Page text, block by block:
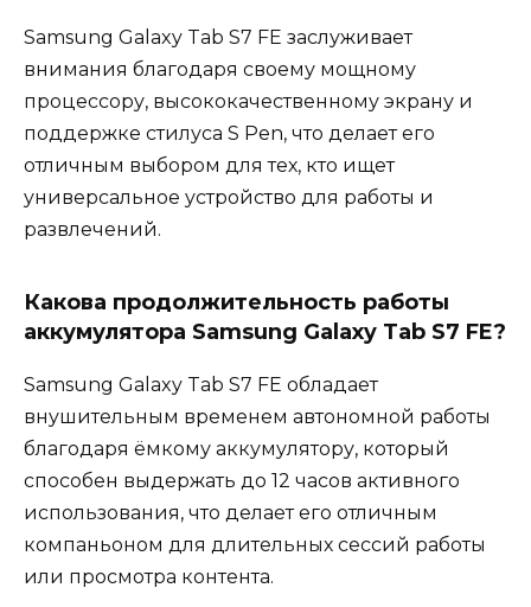
Samsung Galaxy Tab S7 FE заслуживает
внимания благодаря своему мощному
процессору, высококачественному экрану и
поддержке стилуса S Pen, что делает его
отличным выбором для тех, кто ищет
универсальное устройство для работы и
развлечений.
Какова продолжительность работы
аккумулятора Samsung Galaxy Tab S7 FE?
Samsung Galaxy Tab S7 FE обладает
внушительным временем автономной работы
благодаря ёмкому аккумулятору, который
способен выдержать до 12 часов активного
использования, что делает его отличным
компаньоном для длительных сессий работы
или просмотра контента.